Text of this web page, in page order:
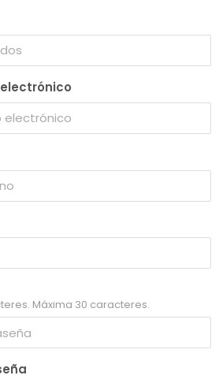
Máxima 30 caracteres.